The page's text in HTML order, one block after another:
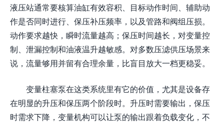
液压站通常要核算油缸有效容积、目标动作时间、辅助动
作是否同时进行、保压补压频率，以及管路和阀组压损。
动作要求越快，瞬时流量越高；保压时间越长，对变量控
制、泄漏控制和油液温升越敏感。对多数压滤供压场景来
说，流量够用并留有合理余量，比盲目放大一档更稳妥。
变量柱塞泵在这类系统里有它的价值，尤其是设备存
在明显的升压和保压两个阶段时。升压时需要输出，保压
时需求下降，变量机构可以让泵的输出跟着负载变化，不